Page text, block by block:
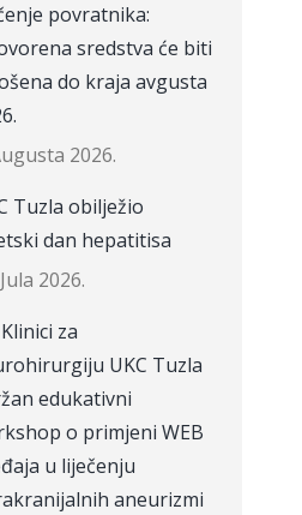
povratnika:
sredstva će biti
do kraja avgusta
2026.
Tuzla obilježio
dan hepatitisa
2026.
za
UKC Tuzla
edukativni
o primjeni WEB
u liječenju
aneurizmi